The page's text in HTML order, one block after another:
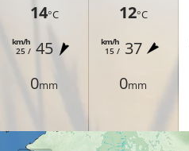
14°C
25 /
km/h 45
0mm
12°C
15 /
km/h 37
0mm